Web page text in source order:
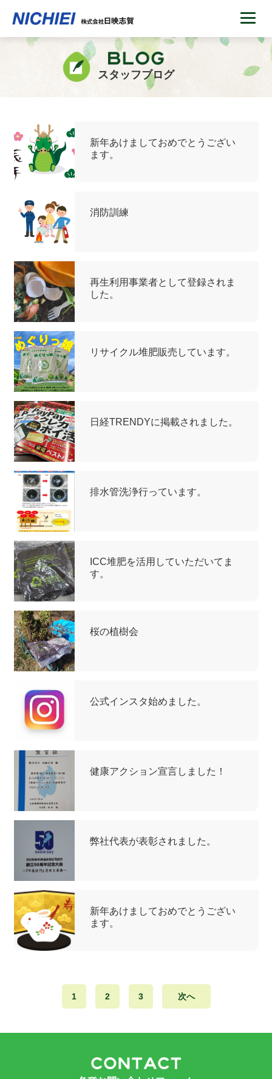
スタッフブログ
新年あけましておめでとうござい
ます。
消防訓練
再生利用事業者として登録されま
した。
リサイクル堆肥販売しています。
日経TRENDYに掲載されました。
排水管洗浄行っています。
ICC堆肥を活用していただいてま
す。
桜の植樹会
公式インスタ始めました。
健康アクション宣言しました！
弊社代表が表彰されました。
新年あけましておめでとうござい
ます。
1 2 3 次へ